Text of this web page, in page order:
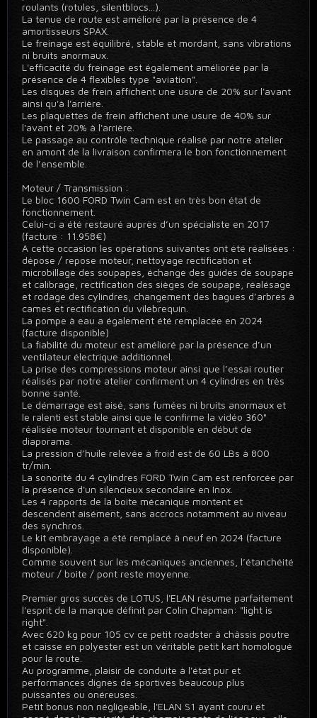
roulants (rotules, silentblocs...).
La tenue de route est amélioré par la présence de 4
amortisseurs SPAX.
Le freinage est équilibré, stable et mordant, sans vibrations
ni bruits anormaux.
L'efficacité du freinage est également améliorée par la
présence de 4 flexibles type "aviation".
Les disques de frein affichent une usure de 20% sur l'avant
ainsi qu'à l'arrière.
Les plaquettes de frein affichent une usure de 40% sur
l'avant et 20% à l'arrière.
Le passage au contrôle technique réalisé par notre atelier
en amont de la livraison confirmera le bon fonctionnement
de l’ensemble.
Moteur / Transmission :
Le bloc 1600 FORD Twin Cam est en très bon état de
fonctionnement.
Celui-ci a été restauré auprès d’un spécialiste en 2017
(facture : 11.958€)
A cette occasion les opérations suivantes ont été réalisées :
dépose / repose moteur, nettoyage rectification et
microbillage des soupapes, échange des guides de soupape
et calibrage, rectification des sièges de soupape, réalésage
et rodage des cylindres, changement des bagues d’arbres à
cames et rectification du vilebrequin.
La pompe à eau a également été remplacée en 2024
(facture disponible)
La fiabilité du moteur est amélioré par la présence d’un
ventilateur électrique additionnel.
La prise des compressions moteur ainsi que l’essai routier
réalisés par notre atelier confirment un 4 cylindres en très
bonne santé.
Le démarrage est aisé, sans fumées ni bruits anormaux et
le ralenti est stable ainsi que le confirme la vidéo 360°
réalisée moteur tournant et disponible en début de
diaporama.
La pression d’huile relevée à froid est de 60 LBs à 800
tr/min.
La sonorité du 4 cylindres FORD Twin Cam est renforcée par
la présence d'un silencieux secondaire en Inox.
Les 4 rapports de la boite mécanique montent et
descendent aisément, sans accrocs notamment au niveau
des synchros.
Le kit embrayage a été remplacé à neuf en 2024 (facture
disponible).
Comme souvent sur les mécaniques anciennes, l’étanchéité
moteur / boite / pont reste moyenne.
Premier gros succès de LOTUS, l'ELAN résume parfaitement
l'esprit de la marque définit par Colin Chapman: "light is
right".
Avec 620 kg pour 105 cv ce petit roadster à châssis poutre
et caisse en polyester est un véritable petit kart homologué
pour la route.
Au programme, plaisir de conduite à l'état pur et
performances dignes de sportives beaucoup plus
puissantes ou onéreuses.
Petit bonus non négligeable, l'ELAN S1 ayant couru et